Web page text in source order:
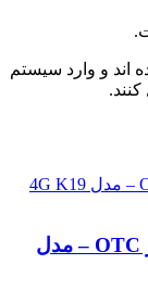
اند و وارد سیستم
دوربین ثبت وقایع خودرو سیم کارت خور OTC – مدل